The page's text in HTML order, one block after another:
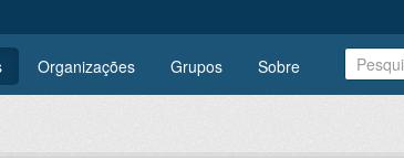
Organizações Grupos Sobre